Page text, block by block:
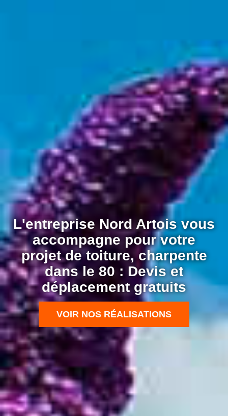
L'entreprise Nord Artois vous
accompagne pour votre
projet de toiture, charpente
dans le 80 : Devis et
déplacement gratuits
VOIR NOS RÉALISATIONS